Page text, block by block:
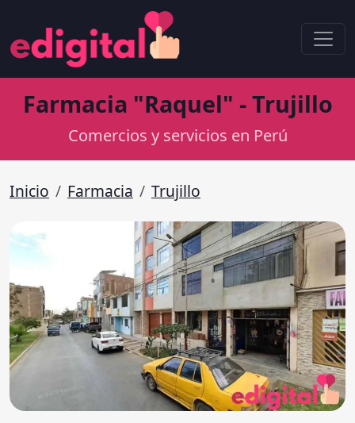
Farmacia "Raquel" - Trujillo
Comercios y servicios en Perú
Inicio Farmacia Trujillo